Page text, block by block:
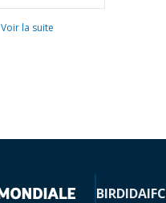
Voir la suite
BIRDIDAIFC